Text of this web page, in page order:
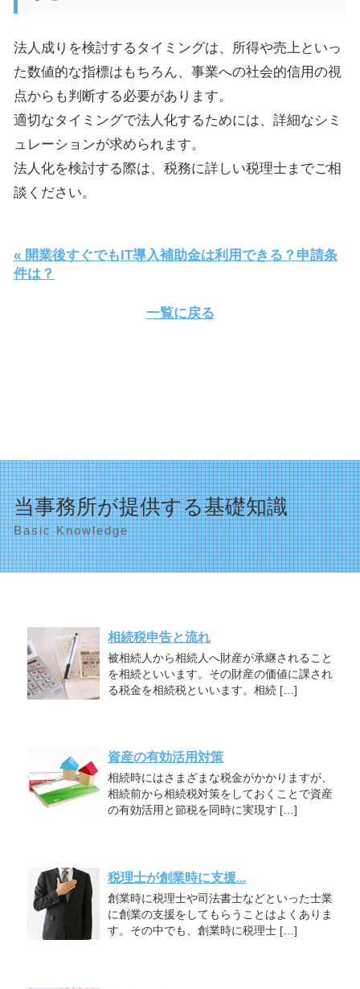
法人成りを検討するタイミングは、所得や売上といっ
た数値的な指標はもちろん、事業への社会的信用の視
点からも判断する必要があります。
適切なタイミングで法人化するためには、詳細なシミ
ュレーションが求められます。
法人化を検討する際は、税務に詳しい税理士までご相
談ください。
« 開業後すぐでもIT導入補助金は利用できる？申請条
件は？
一覧に戻る
当事務所が提供する基礎知識
Basic Knowledge
相続税申告と流れ
被相続人から相続人へ財産が承継されること
を相続といいます。その財産の価値に課され
る税金を相続税といいます。相続 […]
資産の有効活用対策
相続時にはさまざまな税金がかかりますが、
相続前から相続税対策をしておくことで資産
の有効活用と節税を同時に実現す […]
税理士が創業時に支援...
創業時に税理士や司法書士などといった士業
に創業の支援をしてもらうことはよくありま
す。その中でも、創業時に税理士 […]